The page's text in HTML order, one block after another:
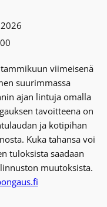
viimeisenä
suurimmassa
ajan lintuja omalla
tavoitteena on
ja kotipihan
Kuka tahansa voi
tuloksista saadaan
muutoksista.